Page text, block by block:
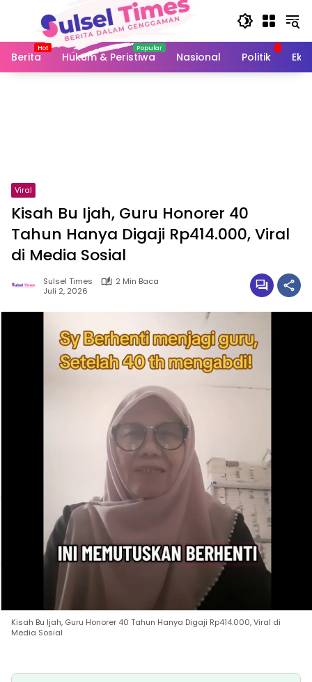
Berita
Hukum & Peristiwa Nasional Politik
Viral
Kisah Bu Ijah, Guru Honorer 40
Tahun Hanya Digaji Rp414.000, Viral
di Media Sosial
Sulsel Times
2 Min Baca
Juli 2, 2026
Kisah Bu Ijah, Guru Honorer 40 Tahun Hanya Digaji Rp414.000, Viral di
Media Sosial